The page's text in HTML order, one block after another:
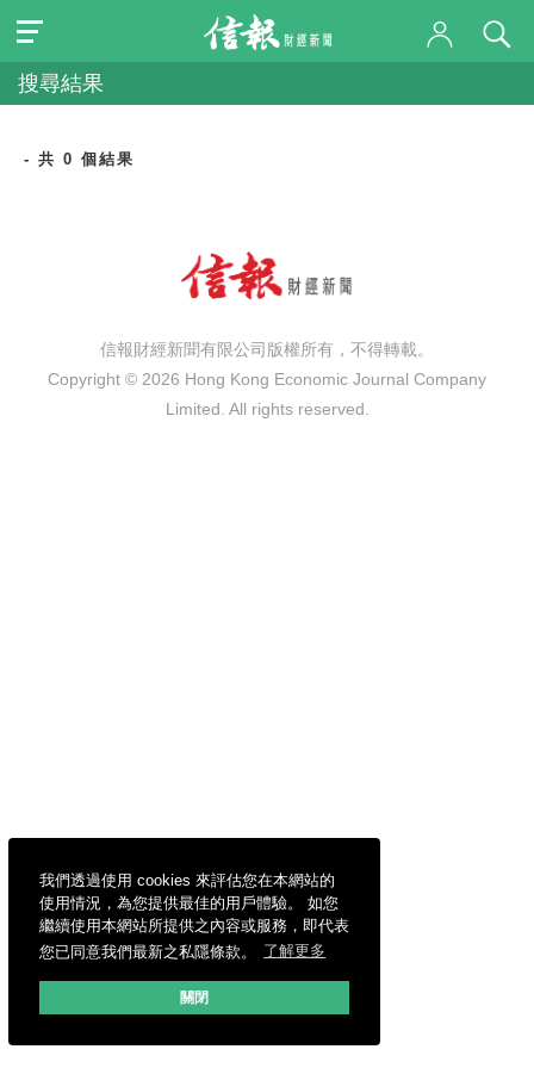
我們透過使用 cookies 來評估您在本網站的
使用情況，為您提供最佳的用戶體驗。 如您
繼續使用本網站所提供之內容或服務，即代表
您已同意我們最新之私隱條款。
了解更多
關閉
搜尋結果
- 共 0 個結果
信報財經新聞有限公司版權所有，不得轉載。
Copyright © 2026 Hong Kong Economic Journal Company
Limited. All rights reserved.